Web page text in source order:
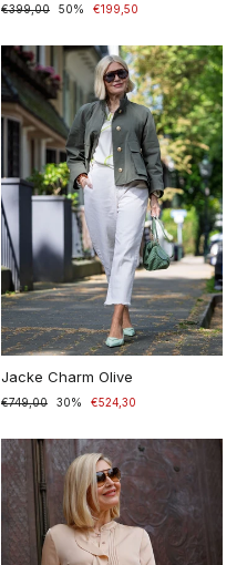
Prezzo
€399,00
Prezzo
50% €199,50
Jacke Charm Olive
Prezzo
€749,00
Prezzo
30% €524,30